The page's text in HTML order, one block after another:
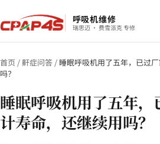
呼吸机维修
瑞思迈 · 费雪派克 专修
首页 /鼾症问答 / 睡眠呼吸机用了五年，已过
吗？
睡眠呼吸机用了五年，
计寿命，还继续用吗？